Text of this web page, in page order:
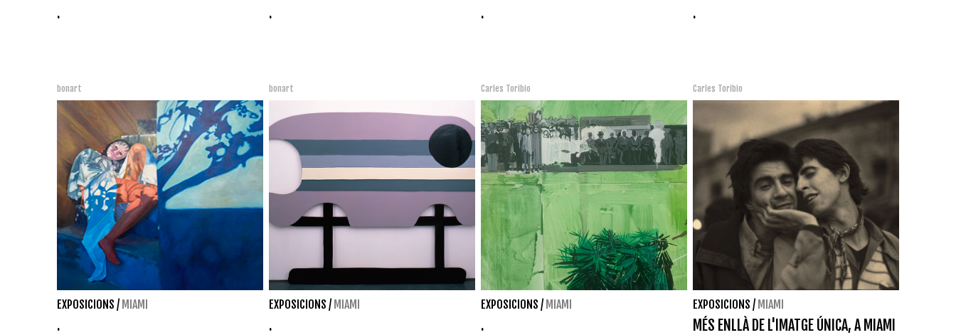
.
bonart
.
bonart
.
Carles Toribio
.
Carles Toribio
EXPOSICIONS / MIAMI
.
EXPOSICIONS / MIAMI
.
EXPOSICIONS / MIAMI
.
EXPOSICIONS / MIAMI
MÉS ENLLÀ DE L'IMATGE ÚNICA, A MIAMI